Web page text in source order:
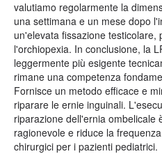
valutiamo regolarmente la
una settimana e un mese dopo
un'elevata fissazione
l'orchiopexia. In conclusione, la
leggermente più esigente
rimane una competenza
Fornisce un metodo efficace e
riparare le ernie inguinali.
riparazione dell'ernia ombelicale
ragionevole e riduce la
chirurgici per i pazienti pediatrici.